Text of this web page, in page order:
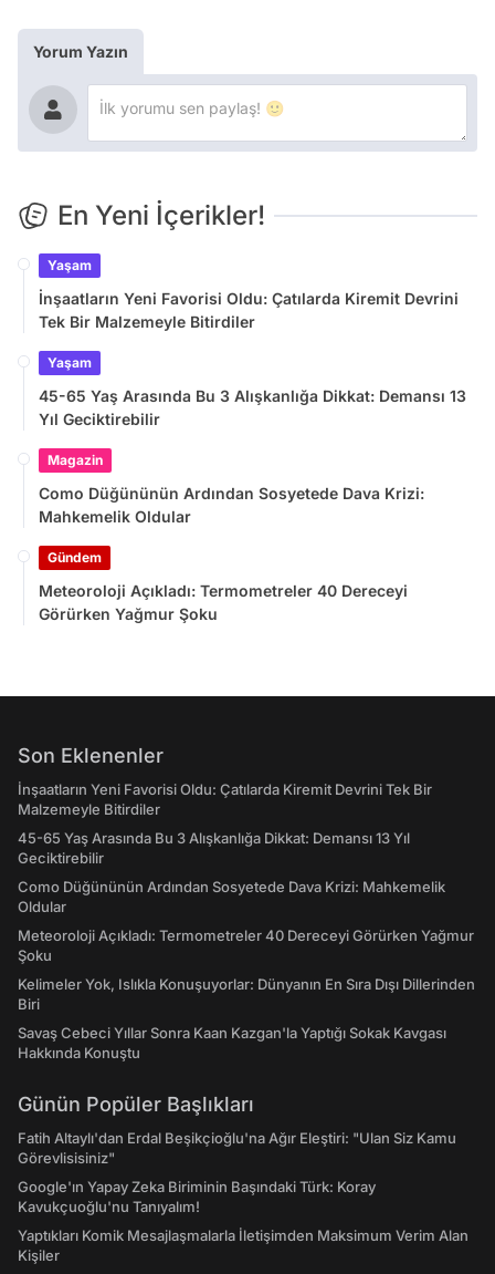
Yorum Yazın
En Yeni İçerikler!
Yaşam
İnşaatların Yeni Favorisi Oldu: Çatılarda Kiremit Devrini
Tek Bir Malzemeyle Bitirdiler
Yaşam
45-65 Yaş Arasında Bu 3 Alışkanlığa Dikkat: Demansı 13
Yıl Geciktirebilir
Magazin
Como Düğününün Ardından Sosyetede Dava Krizi:
Mahkemelik Oldular
Gündem
Meteoroloji Açıkladı: Termometreler 40 Dereceyi
Görürken Yağmur Şoku
Son Eklenenler
İnşaatların Yeni Favorisi Oldu: Çatılarda Kiremit Devrini Tek Bir
Malzemeyle Bitirdiler
45-65 Yaş Arasında Bu 3 Alışkanlığa Dikkat: Demansı 13 Yıl
Geciktirebilir
Como Düğününün Ardından Sosyetede Dava Krizi: Mahkemelik
Oldular
Meteoroloji Açıkladı: Termometreler 40 Dereceyi Görürken Yağmur
Şoku
Kelimeler Yok, Islıkla Konuşuyorlar: Dünyanın En Sıra Dışı Dillerinden
Biri
Savaş Cebeci Yıllar Sonra Kaan Kazgan'la Yaptığı Sokak Kavgası
Hakkında Konuştu
Günün Popüler Başlıkları
Fatih Altaylı'dan Erdal Beşikçioğlu'na Ağır Eleştiri: "Ulan Siz Kamu
Görevlisisiniz"
Google'ın Yapay Zeka Biriminin Başındaki Türk: Koray
Kavukçuoğlu'nu Tanıyalım!
Yaptıkları Komik Mesajlaşmalarla İletişimden Maksimum Verim Alan
Kişiler